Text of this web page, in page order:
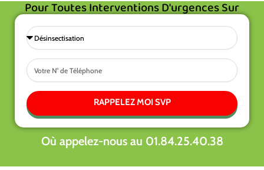
Pour Toutes Interventions D'urgences Sur
L'Île-De-France, Demandez À Être Rappelé
Sélectionnez
une
prestations
Tel
RAPPELEZ MOI SVP
Où appelez-nous au 01.84.25.40.38